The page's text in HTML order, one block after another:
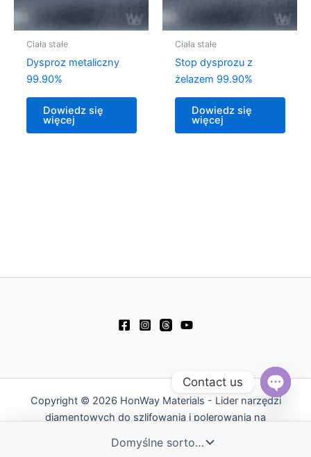
Ciała stałe
Dysproz metaliczny
99.90%
Dowiedz się
więcej
Ciała stałe
Stop dysprozu z
żelazem 99.90%
Dowiedz się
więcej
Copyright © 2026 HonWay Materials - Lider narzędzi
diamentowych do szlifowania i polerowania na
Contact us
Open